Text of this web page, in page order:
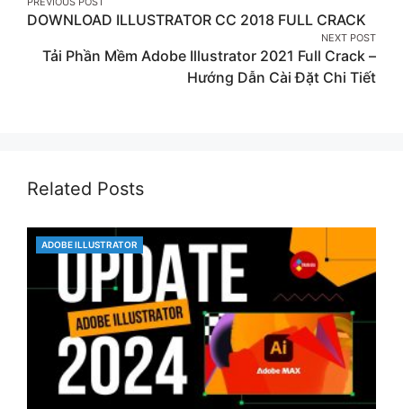
Post
navigation
DOWNLOAD ILLUSTRATOR CC 2018 FULL CRACK
NEXT POST
Tải Phần Mềm Adobe Illustrator 2021 Full Crack –
Hướng Dẫn Cài Đặt Chi Tiết
Related Posts
CATEGORIES
ADOBE ILLUSTRATOR